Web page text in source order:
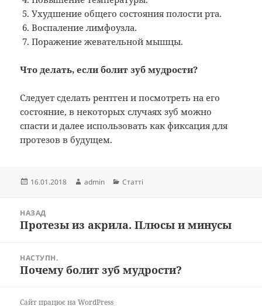
Ухудшение общего состояния полости рта.
Воспаление лимфоузла.
Поражение жевательной мышцы.
Что делать, если болит зуб мудрости?
Следует сделать рентген и посмотреть на его
состояние, в некоторых случаях зуб можно
спасти и далее использовать как фиксация для
протезов в будущем.
Опубліковано
16.01.2018 Автор
admin Категорії
Статті
записівНАЗАД
Попередній
Протезы из акрила. Плюсы и минусы
НАСТУПН.
Наступний
Почему болит зуб мудрости?
Сайт працює на WordPress